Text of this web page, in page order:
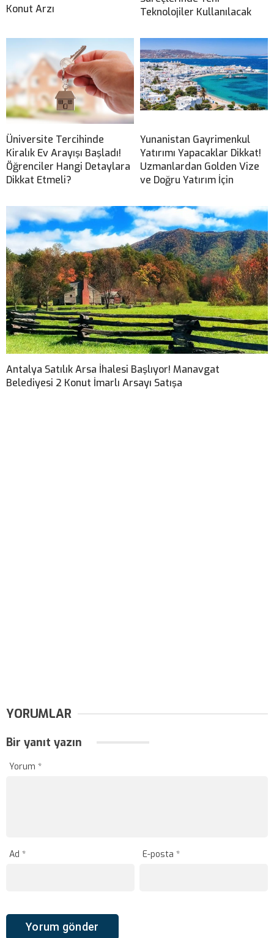
Konut Arzı
Teknolojiler Kullanılacak
Üniversite Tercihinde
Kiralık Ev Arayışı Başladı!
Öğrenciler Hangi Detaylara
Dikkat Etmeli?
Yunanistan Gayrimenkul
Yatırımı Yapacaklar Dikkat!
Uzmanlardan Golden Vize
ve Doğru Yatırım İçin
Antalya Satılık Arsa İhalesi Başlıyor! Manavgat
Belediyesi 2 Konut İmarlı Arsayı Satışa
YORUMLAR
Bir yanıt yazın
Yorum *
Ad * E-posta*